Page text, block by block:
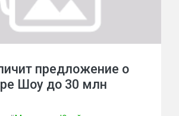
предложение о
Шоу до 30 млн